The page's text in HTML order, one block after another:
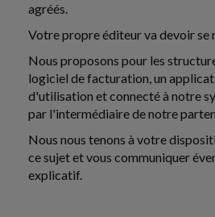
agréés.
Votre propre éditeur va devoir se
Nous proposons pour les
logiciel de facturation, un
d'utilisation et connecté à notre
par l'intermédiaire de notre
Nous nous tenons à votre
ce sujet et vous communiquer
explicatif.